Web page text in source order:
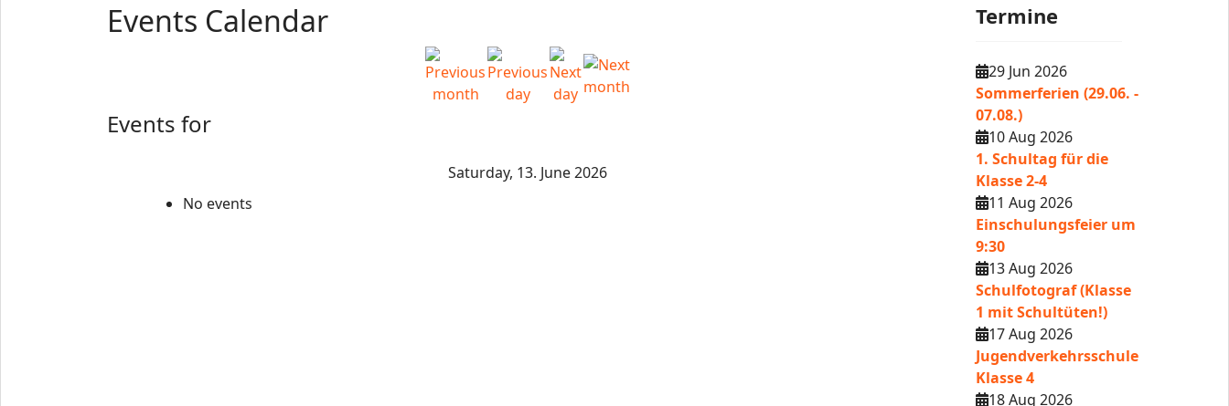
Events Calendar
Events for
Saturday, 13. June 2026
No events
Termine
29 Jun 2026
Sommerferien (29.06. -
07.08.)
10 Aug 2026
1. Schultag für die
Klasse 2-4
11 Aug 2026
Einschulungsfeier um
9:30
13 Aug 2026
Schulfotograf (Klasse
1 mit Schultüten!)
17 Aug 2026
Jugendverkehrsschule
Klasse 4
18 Aug 2026